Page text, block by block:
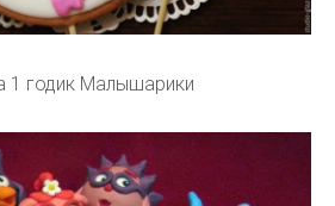
1 годик Малышарики